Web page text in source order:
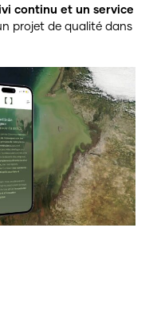
continu et un service
projet de qualité dans